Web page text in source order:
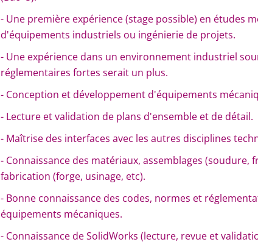
- Une première expérience (stage possible) en études
d'équipements industriels ou ingénierie de projets.
- Une expérience dans un environnement industriel
réglementaires fortes serait un plus.
- Conception et développement d'équipements
- Lecture et validation de plans d'ensemble et de détail.
- Maîtrise des interfaces avec les autres disciplines
- Connaissance des matériaux, assemblages (soudure,
fabrication (forge, usinage, etc).
- Bonne connaissance des codes, normes et
équipements mécaniques.
- Connaissance de SolidWorks (lecture, revue et